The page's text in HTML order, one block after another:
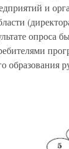
и
опроса
образования